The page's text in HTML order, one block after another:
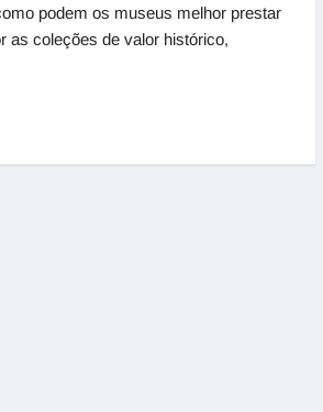
podem os museus melhor prestar
as coleções de valor histórico,